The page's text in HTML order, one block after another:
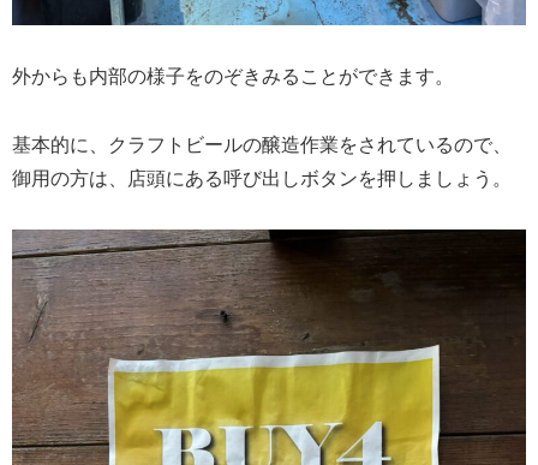
外からも内部の様子をのぞきみることができます。
基本的に、クラフトビールの醸造作業をされているので、
御用の方は、店頭にある呼び出しボタンを押しましょう。